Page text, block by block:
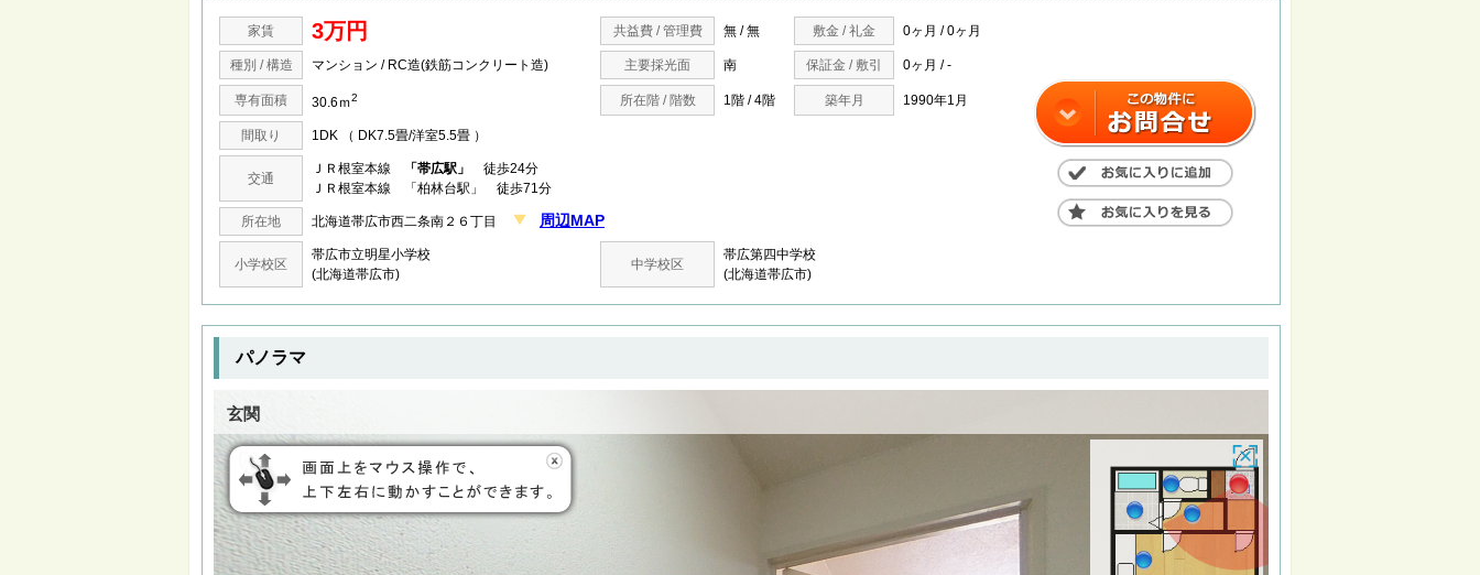
家賃 3万円 共益費 / 管理費 無 / 無 敷金 / 礼金 0ヶ月 / 0ヶ月
種別 / 構造 マンション / RC造(鉄筋コンクリート造) 主要採光面 南 保証金 / 敷引 0ヶ月 / -
専有面積 30.6ｍ2 所在階 / 階数 1階 / 4階 築年月 1990年1月
間取り 1DK （ DK7.5畳/洋室5.5畳 ）
交通
ＪＲ根室本線 「帯広駅」
徒歩24分
ＪＲ根室本線 「柏林台駅」 徒歩71分
所在地 北海道帯広市西二条南２６丁目 周辺MAP
小学校区
帯広市立明星小学校
(北海道帯広市)
中学校区
帯広第四中学校
(北海道帯広市)
パノラマ